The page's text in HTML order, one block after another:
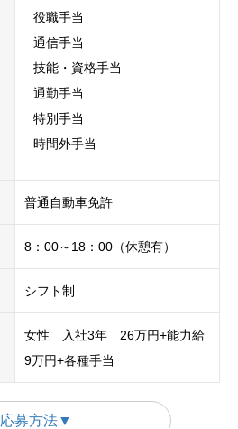
役職手当
通信手当
技能・資格手当
通勤手当
特別手当
時間外手当
普通自動車免許
8：00～18：00（休憩有）
シフト制
女性 入社3年 26万円+能力給
9万円+各種手当
応募方法▼